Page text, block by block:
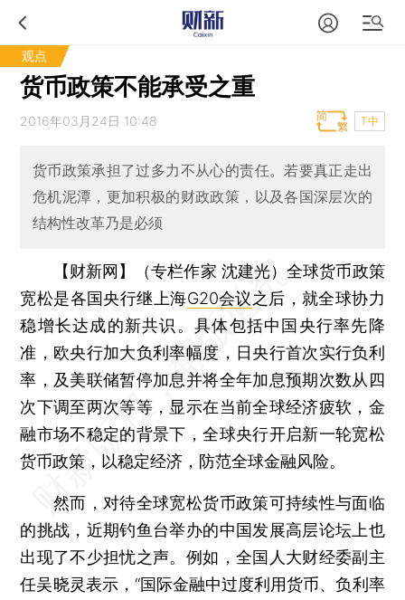
观点
货币政策不能承受之重
2016年03月24日 10:48 T中
货币政策承担了过多力不从心的责任。若要真正走出
危机泥潭，更加积极的财政政策，以及各国深层次的
结构性改革乃是必须
【财新网】（专栏作家 沈建光）全球货币政策
宽松是各国央行继上海G20会议 之后，就全球协力
稳增长达成的新共识。具体包括中国央行率先降
准，欧央行加大负利率幅度，日央行首次实行负利
率，及美联储暂停加息并将全年加息预期次数从四
次下调至两次等等，显示在当前全球经济疲软，金
融市场不稳定的背景下，全球央行开启新一轮宽松
货币政策，以稳定经济，防范全球金融风险。
然而，对待全球宽松货币政策可持续性与面临
的挑战，近期钓鱼台举办的中国发展高层论坛上也
出现了不少担忧之声。例如，全国人大财经委副主
任吴晓灵表示，“国际金融中过度利用货币、负利率